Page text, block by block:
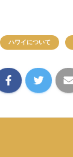
ハワイについて